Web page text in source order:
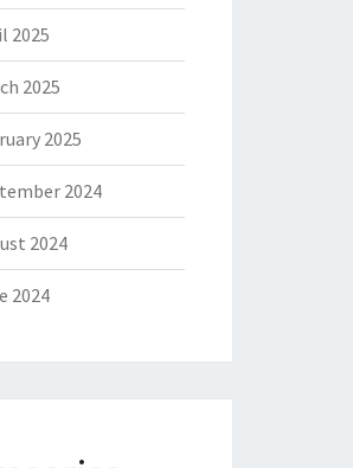
2025
2025
2025
2024
2024
2024